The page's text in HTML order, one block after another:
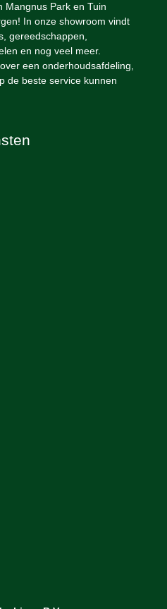
Mangnus Park en Tuin
In onze showroom vindt
gereedschappen,
en nog veel meer.
een onderhoudsafdeling,
de beste service kunnen